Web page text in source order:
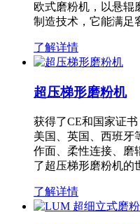
欧式磨粉机，以悬辊
制造技术，它能满
了解详情
超压梯形磨粉机
获得了CE和国家证
美国、英国、西班牙
作面、柔性连接、磨
了超压梯形磨粉机
了解详情